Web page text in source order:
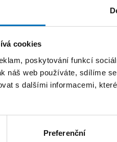
cookies
poskytování funkcí
náš web používáte, sdílíme
s dalšími informacemi,
Preferenční
virtuální reality Věnná města